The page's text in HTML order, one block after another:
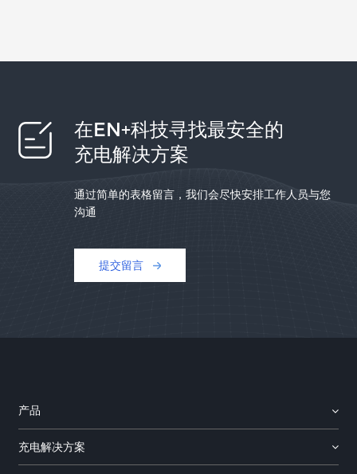
在EN+科技寻找最安全的
充电解决方案
通过简单的表格留言，我们会尽快安排工作人员与您
沟通
提交留言
产品
充电解决方案